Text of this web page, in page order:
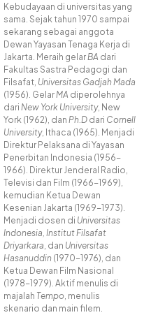
Kebudayaan di universitas yang
sama. Sejak tahun 1970 sampai
sekarang sebagai anggota
Dewan Yayasan Tenaga Kerja di
Jakarta. Meraih gelarBA dari
Fakultas Sastra Pedagogi dan
Filsafat, Universitas Gadjah Mada
(1956). GelarMA diperolehnya
dari New York University, New
York (1962), dan Ph.D dari Cornell
University, Ithaca (1965). Menjadi
Direktur Pelaksana di Yayasan
Penerbitan Indonesia (1956-
1966). Direktur Jenderal Radio,
Televisi dan Film (1966-1969),
kemudian Ketua Dewan
Kesenian Jakarta (1969-1973).
Menjadi dosen di Universitas
Indonesia, Institut Filsafat
Driyarkara, dan Universitas
Hasanuddin (1970-1976), dan
Ketua Dewan Film Nasional
(1978-1979). Aktif menulis di
majalah Tempo, menulis
skenario dan main filem.